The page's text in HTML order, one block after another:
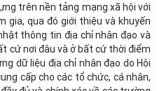
trên nền tảng mạng xã hội với
gia, qua đó giới thiệu và khuyến
thông tin địa chỉ nhân đạo và
cứ nơi đâu và ở bất cứ thời điểm
dữ liệu địa chỉ nhân đạo do Hội
cấp cho các tổ chức, cá nhân,